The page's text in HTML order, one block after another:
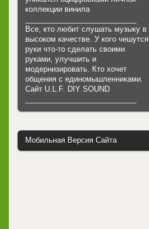
коллекции винила
Все, кто любит слушать музыку в
высоком качестве. У кого чешутся
руки что-то сделать своими
руками, улучшить и
модернизировать. Кто хочет
общения с единомышленниками.
Cайт U.L.F. DIY SOUND
Мобильная Версия Сайта